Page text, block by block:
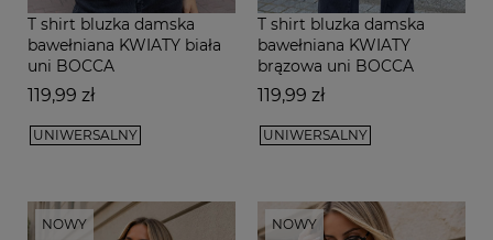
T shirt bluzka damska
bawełniana KWIATY biała
uni BOCCA
Cena
119,99 zł
UNIWERSALNY
T shirt bluzka damska
bawełniana KWIATY
brązowa uni BOCCA
Cena
119,99 zł
UNIWERSALNY
NOWY NOWY